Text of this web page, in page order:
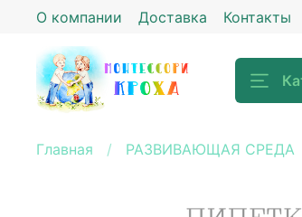
О компании Доставка Контакты
Главная РАЗВИВАЮЩАЯ СРЕДА